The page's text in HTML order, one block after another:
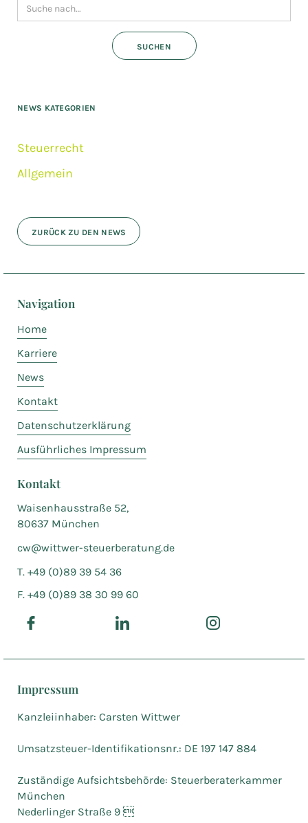
NEWS KATEGORIEN
Steuerrecht
Allgemein
ZURÜCK ZU DEN NEWS
Navigation
Home
Karriere
News
Kontakt
Datenschutzerklärung
Ausführliches Impressum
Kontakt
Waisenhausstraße 52,
80637 München
cw@wittwer-steuerberatung.de
T. +49 (0)89 39 54 36
F. +49 (0)89 38 30 99 60
Impressum
Kanzleiinhaber: Carsten Wittwer
Umsatzsteuer-Identifikationsnr.: DE 197 147 884
Zuständige Aufsichtsbehörde: Steuerberaterkammer
München
Nederlinger Straße 9 